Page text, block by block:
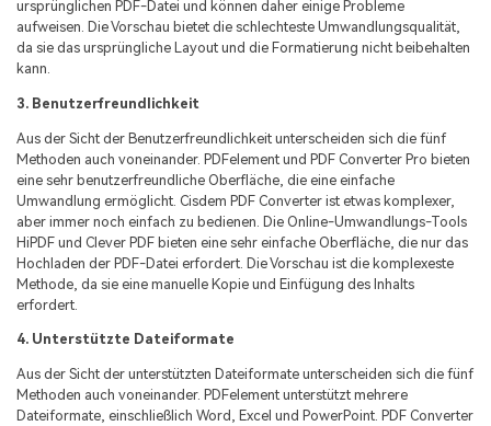
ursprünglichen PDF-Datei und können daher einige Probleme
aufweisen. Die Vorschau bietet die schlechteste Umwandlungsqualität,
da sie das ursprüngliche Layout und die Formatierung nicht beibehalten
kann.
3. Benutzerfreundlichkeit
Aus der Sicht der Benutzerfreundlichkeit unterscheiden sich die fünf
Methoden auch voneinander. PDFelement und PDF Converter Pro bieten
eine sehr benutzerfreundliche Oberfläche, die eine einfache
Umwandlung ermöglicht. Cisdem PDF Converter ist etwas komplexer,
aber immer noch einfach zu bedienen. Die Online-Umwandlungs-Tools
HiPDF und Clever PDF bieten eine sehr einfache Oberfläche, die nur das
Hochladen der PDF-Datei erfordert. Die Vorschau ist die komplexeste
Methode, da sie eine manuelle Kopie und Einfügung des Inhalts
erfordert.
4. Unterstützte Dateiformate
Aus der Sicht der unterstützten Dateiformate unterscheiden sich die fünf
Methoden auch voneinander. PDFelement unterstützt mehrere
Dateiformate, einschließlich Word, Excel und PowerPoint. PDF Converter